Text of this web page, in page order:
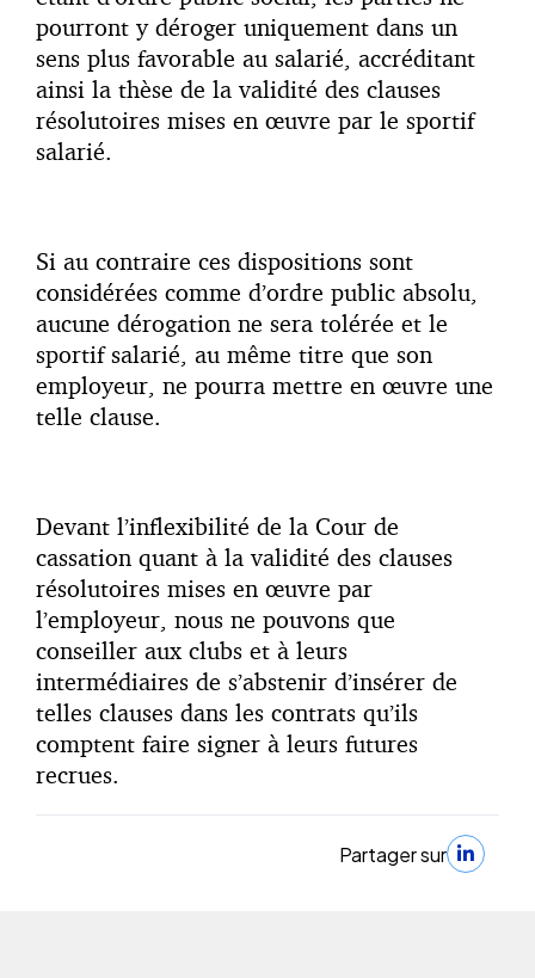
pourront y déroger uniquement dans un
sens plus favorable au salarié, accréditant
ainsi la thèse de la validité des clauses
résolutoires mises en œuvre par le sportif
salarié.
Si au contraire ces dispositions sont
considérées comme d’ordre public absolu,
aucune dérogation ne sera tolérée et le
sportif salarié, au même titre que son
employeur, ne pourra mettre en œuvre une
telle clause.
Devant l’inflexibilité de la Cour de
cassation quant à la validité des clauses
résolutoires mises en œuvre par
l’employeur, nous ne pouvons que
conseiller aux clubs et à leurs
intermédiaires de s’abstenir d’insérer de
telles clauses dans les contrats qu’ils
comptent faire signer à leurs futures
recrues.
Partager sur